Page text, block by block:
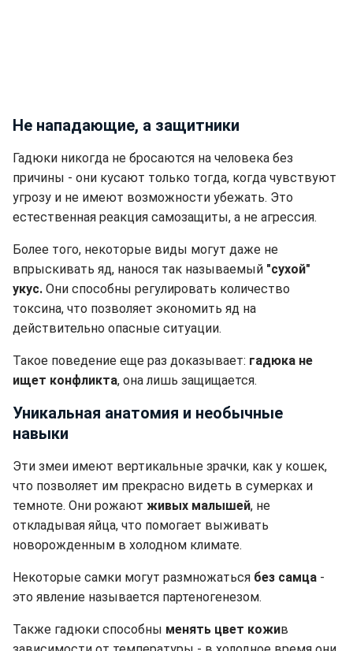
Не нападающие, а защитники
Гадюки никогда не бросаются на человека без
причины - они кусают только тогда, когда чувствуют
угрозу и не имеют возможности убежать. Это
естественная реакция самозащиты, а не агрессия.
Более того, некоторые виды могут даже не
впрыскивать яд, нанося так называемый "сухой"
укус. Они способны регулировать количество
токсина, что позволяет экономить яд на
действительно опасные ситуации.
Такое поведение еще раз доказывает: гадюка не
ищет конфликта, она лишь защищается.
Уникальная анатомия и необычные
навыки
Эти змеи имеют вертикальные зрачки, как у кошек,
что позволяет им прекрасно видеть в сумерках и
темноте. Они рожают живых малышей, не
откладывая яйца, что помогает выживать
новорожденным в холодном климате.
Некоторые самки могут размножаться без самца -
это явление называется партеногенезом.
Также гадюки способны менять цвет кожив